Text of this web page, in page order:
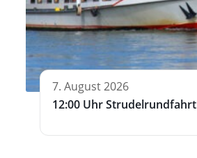
7. August 2026
12:00 Uhr Strudelrundfahrt